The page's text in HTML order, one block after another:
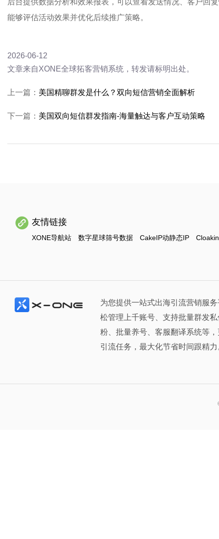
后台提供数据分析和效果报表，可以查看发送情况、客户回
能够评估活动效果并优化后续推广策略。
2026-06-12
文章来自XONE全球拓客营销系统，转发请标明出处。
上一篇： 美国精聊群发是什么？双向短信营销全面解析
下一篇： 美国双向短信群发指南-海量触达与客户互动策略
友情链接
XONE导航站 数字星球筛号数据 CakeIP动静态IP
为您提供一站式出海引流营销服
松管理上千账号、支持批量群发
粉、批量养号、客服翻译系统等
引流任务，最大化节省时间跟精力